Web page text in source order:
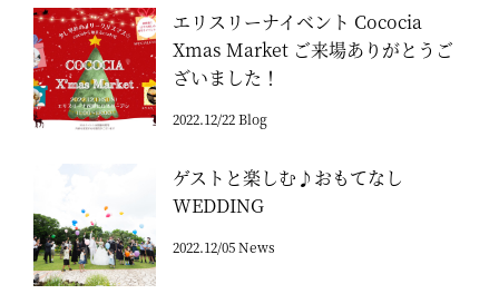
エリスリーナイベント Cococia
Xmas Market ご来場ありがとうご
ざいました！
2022.12/22 Blog
ゲストと楽しむ♪おもてなし
WEDDING
2022.12/05 News